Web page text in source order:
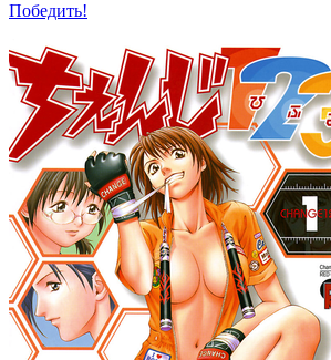
Победить!